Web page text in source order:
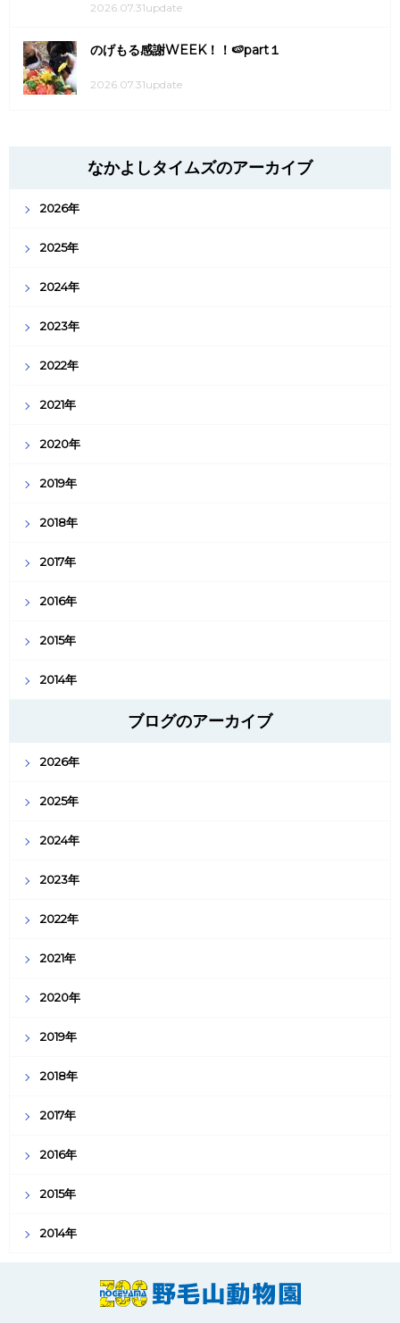
2026.07.31update
のげもる感謝WEEK！！🍉part１
2026.07.31update
なかよしタイムズのアーカイブ
2026年
2025年
2024年
2023年
2022年
2021年
2020年
2019年
2018年
2017年
2016年
2015年
2014年
ブログのアーカイブ
2026年
2025年
2024年
2023年
2022年
2021年
2020年
2019年
2018年
2017年
2016年
2015年
2014年